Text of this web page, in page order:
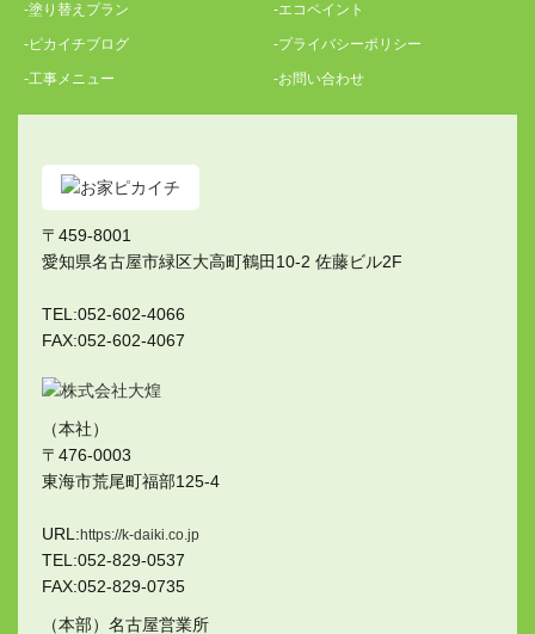
-塗り替えプラン -エコペイント
-ピカイチブログ -プライバシーポリシー
-工事メニュー -お問い合わせ
〒459-8001
愛知県名古屋市緑区大高町鶴田10-2 佐藤ビル2F
TEL:052-602-4066
FAX:052-602-4067
（本社）
〒476-0003
東海市荒尾町福部125-4
URL: https://k-daiki.co.jp
TEL:052-829-0537
FAX:052-829-0735
（本部）名古屋営業所